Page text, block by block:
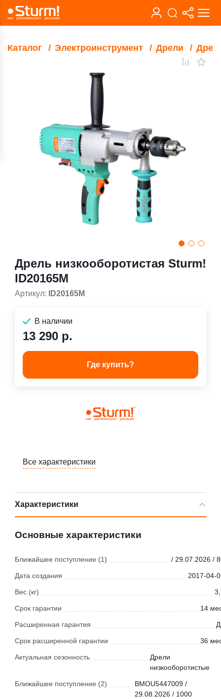
Каталог Электроинструмент Дрели
Дрель низкооборотистая Sturm!
ID20165M
Артикул: ID20165M
В наличии
13 290 р.
Где купить?
Все характеристики
Характеристики
Основные характеристики
Ближайшее поступление (1) / 29.07.2026 /
Дата создания 2017-04-
Вес (кг)
Срок гарантии 14
Расширенная гарантия
Срок расширенной гарантии 36
Актуальная сезонность
Дрели
низкооборотистые
Ближайшее поступление (2)
BMOU5447009 /
29.08.2026 / 1000